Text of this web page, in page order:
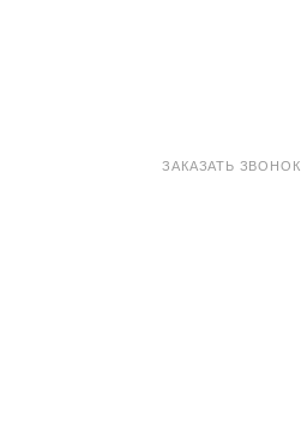
ЗАКАЗАТЬ ЗВОНОК